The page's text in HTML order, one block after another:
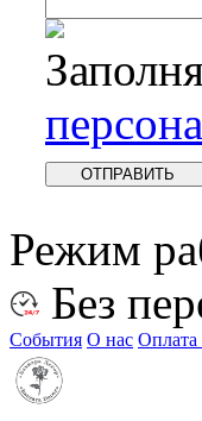
Режим
Без
События О нас Оплата